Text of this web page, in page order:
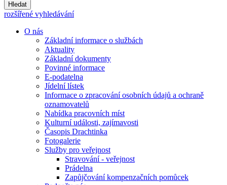
Hledat
rozšířené vyhledávání
O nás
Základní informace o službách
Aktuality
Základní dokumenty
Povinné informace
E-podatelna
Jídelní lístek
Informace o zpracování osobních údajů a ochraně
oznamovatelů
Nabídka pracovních míst
Kulturní události, zajímavosti
Časopis Drachtinka
Fotogalerie
Služby pro veřejnost
Stravování - veřejnost
Prádelna
Zapůjčování kompenzačních pomůcek